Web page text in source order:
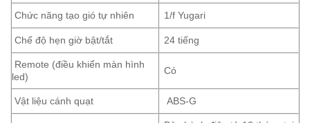
Chức năng tạo gió tự nhiên 1/f Yugari
Chế độ hẹn giờ bật/tắt 24 tiếng
Remote (điều khiển màn hình
led)
Có
Vật liệu cánh quạt ABS-G